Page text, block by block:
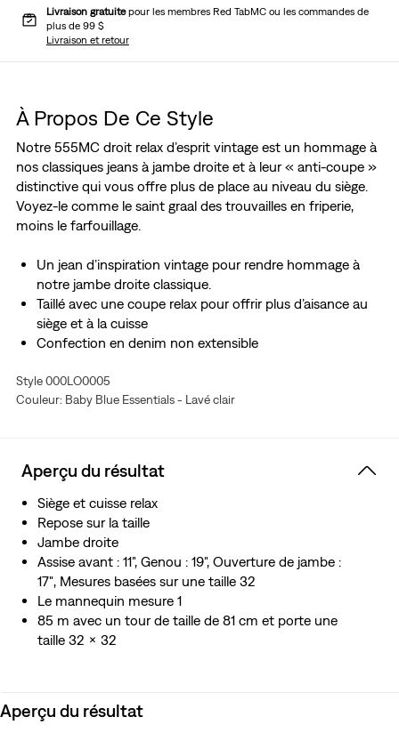
Livraison gratuitepour les membres Red TabMC ou les commandes de
plus de 99 $
Livraison et retour
À Propos De Ce Style
Notre 555MC droit relax d’esprit vintage est un hommage à
nos classiques jeans à jambe droite et à leur « anti-coupe »
distinctive qui vous offre plus de place au niveau du siège.
Voyez-le comme le saint graal des trouvailles en friperie,
moins le farfouillage.
Un jean d’inspiration vintage pour rendre hommage à
notre jambe droite classique.
Taillé avec une coupe relax pour offrir plus d’aisance au
siège et à la cuisse
Confection en denim non extensible
H2O À LA GOUTTE : Ce vêtement est produit en
recyclant l’eau, ce qui nous aide à réduire notre impact
Style 000LO0005
Couleur: Baby Blue Essentials - Lavé clair
Aperçu du résultat
Siège et cuisse relax
Repose sur la taille
Jambe droite
Assise avant : 11", Genou : 19", Ouverture de jambe :
17″, Mesures basées sur une taille 32
Le mannequin mesure 1
85 m avec un tour de taille de 81 cm et porte une
taille 32 x 32
Aperçu du résultat